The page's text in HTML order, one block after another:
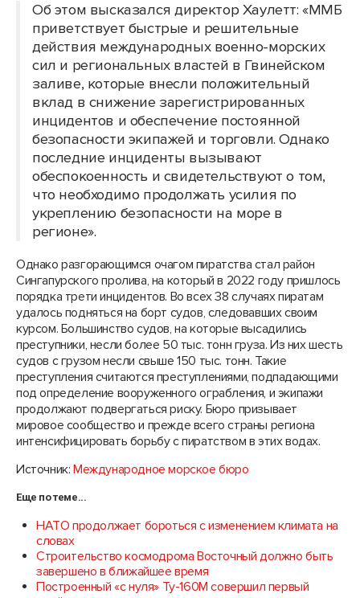
Об этом высказался директор Хаулетт: «ММБ
приветствует быстрые и решительные
действия международных военно-морских
сил и региональных властей в Гвинейском
заливе, которые внесли положительный
вклад в снижение зарегистрированных
инцидентов и обеспечение постоянной
безопасности экипажей и торговли. Однако
последние инциденты вызывают
обеспокоенность и свидетельствуют о том,
что необходимо продолжать усилия по
укреплению безопасности на море в
регионе».
Однако разгорающимся очагом пиратства стал район
Сингапурского пролива, на который в 2022 году пришлось
порядка трети инцидентов. Во всех 38 случаях пиратам
удалось подняться на борт судов, следовавших своим
курсом. Большинство судов, на которые высадились
преступники, несли более 50 тыс. тонн груза. Из них шесть
судов с грузом несли свыше 150 тыс. тонн. Такие
преступления считаются преступлениями, подпадающими
под определение вооруженного ограбления, и экипажи
продолжают подвергаться риску. Бюро призывает
мировое сообщество и прежде всего страны региона
интенсифицировать борьбу с пиратством в этих водах.
Источник: Международное морское бюро
Еще по теме...
НАТО продолжает бороться с изменением климата на
словах
Строительство космодрома Восточный должно быть
завершено в ближайшее время
Построенный «с нуля» Ту-160М совершил первый